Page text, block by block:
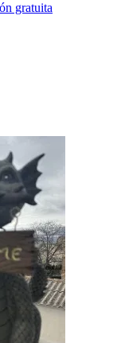
gratuita